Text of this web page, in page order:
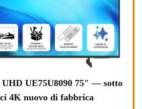
UHD UE75U8090 75″ — sotto
4K nuovo di fabbrica